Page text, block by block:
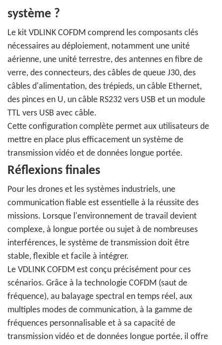
système ?
Le kit VDLINK COFDM comprend les composants clés
nécessaires au déploiement, notamment une unité
aérienne, une unité terrestre, des antennes en fibre de
verre, des connecteurs, des câbles de queue J30, des
câbles d'alimentation, des trépieds, un câble Ethernet,
des pinces en U, un câble RS232 vers USB et un module
TTL vers USB avec câble.
Cette configuration complète permet aux utilisateurs de
mettre en place plus efficacement un système de
transmission vidéo et de données longue portée.
Réflexions finales
Pour les drones et les systèmes industriels, une
communication fiable est essentielle à la réussite des
missions. Lorsque l'environnement de travail devient
complexe, à longue portée ou sujet à de nombreuses
interférences, le système de transmission doit être
stable, flexible et facile à intégrer.
Le VDLINK COFDM est conçu précisément pour ces
scénarios. Grâce à la technologie COFDM (saut de
fréquence), au balayage spectral en temps réel, aux
multiples modes de communication, à la gamme de
fréquences personnalisable et à sa capacité de
transmission vidéo et de données longue portée, il offre